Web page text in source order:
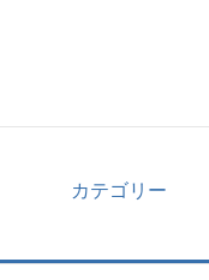
カテゴリー